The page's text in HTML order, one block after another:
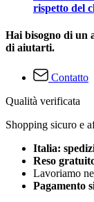
rispetto del
Hai bisogno di un
di aiutarti.
Contatto
Qualità verificata
Shopping sicuro e
Italia:
Reso
Lavoriamo
Pagamento